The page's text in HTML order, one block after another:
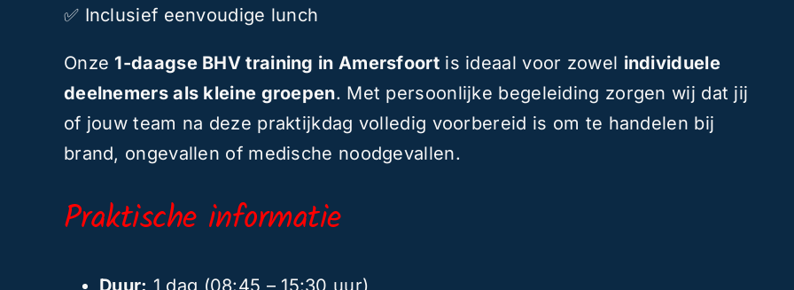
✅ Inclusief eenvoudige lunch
Onze 1-daagse BHV training in Amersfoortis ideaal voor zowel individuele
deelnemers als kleine groepen. Met persoonlijke begeleiding zorgen wij dat jij
of jouw team na deze praktijkdag volledig voorbereid is om te handelen bij
brand, ongevallen of medische noodgevallen.
Praktische informatie
Duur: 1 dag (08:45 – 15:30 uur)